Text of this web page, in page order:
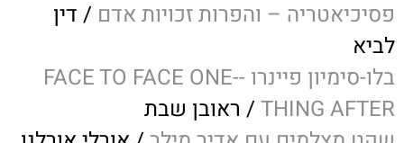
פסיכיאטריה – והפרות זכויות אדם / דין
לביא
בלו-סימיון פיינרו --FACE TO FACE ONE
THING AFTER / ראובן שבת